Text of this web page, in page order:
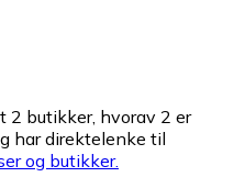
2 butikker, hvorav 2 er
har direktelenke til
og butikker.